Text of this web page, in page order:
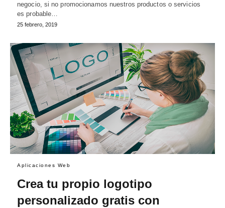
negocio, si no promocionamos nuestros productos o servicios
es probable…
25 febrero, 2019
Aplicaciones Web
Crea tu propio logotipo
personalizado gratis con